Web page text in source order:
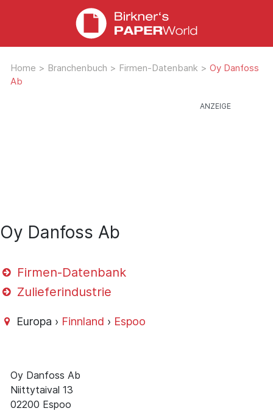
Home > Branchenbuch > Firmen-Datenbank > Oy Danfoss
Ab
Oy Danfoss Ab
Firmen-Datenbank
Zulieferindustrie
Europa › Finnland › Espoo
Oy Danfoss Ab
Niittytaival 13
02200 Espoo